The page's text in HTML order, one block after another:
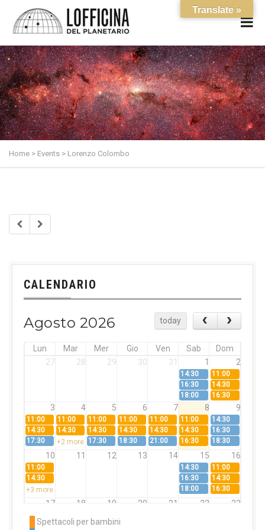
Home > Events > Lorenzo Colombo
CALENDARIO
Agosto 2026 today
Lun Mar Mer Gio Ven Sab
Dom
27
28 29 30 31 1 2
14:30
11:00
16:30
14:30
18:00
16:30
3 4 5 6 7 8 9
11:00 11:00 11:00 11:00 11:00 11:00
14:30
14:30
14:30 14:30 14:30 14:30 14:30
16:30
17:30
+2 more 17:30 18:30 21:00 16:30 18:30
10 11 12 13 14 15 16
11:00 14:30
11:00
14:30
16:30
14:30
+3 more
18:00 16:30
17 18 19 20 21 22 23
11:00
14:30
14:30 14:30 14:30
Spettacoli per bambini
Translate »